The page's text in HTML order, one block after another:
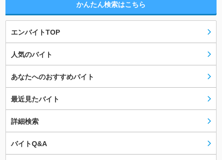
かんたん検索はこちら
エンバイトTOP
人気のバイト
あなたへのおすすめバイト
最近見たバイト
詳細検索
バイトQ&A